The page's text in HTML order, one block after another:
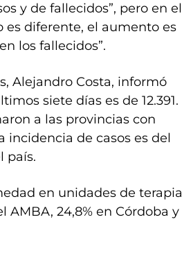
y de fallecidos”, pero en el
es diferente, el aumento es
los fallecidos”.
Alejandro Costa, informó
siete días es de 12.391.
a las provincias con
de casos es del
país.
en unidades de terapia
AMBA, 24,8% en Córdoba y